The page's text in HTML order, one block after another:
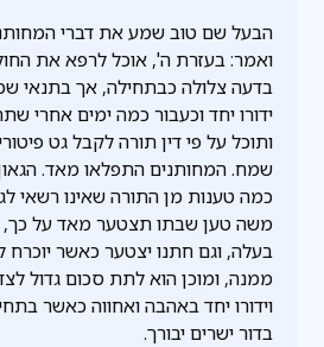
הבעל שם טוב שמע את דברי
ואמר: בעזרת ה', אוכל לרפא את
בדעה צלולה כבתחילה, אך בתנאי
ידורו יחד וכעבור כמה ימים אחרי
ותוכל על פי דין תורה לקבל גט
שמח. המחותנים התפלאו מאד.
כמה טענות מן התורה שאינו רשאי
משה טען שבתו תצטער מאד על כך,
בעלה, וגם חתנו יצטער כאשר יוכרח
ממנה, ומוכן הוא לתת סכום גדול
וידורו יחד באהבה ואחווה כאשר
בדור ישרים יבורך.